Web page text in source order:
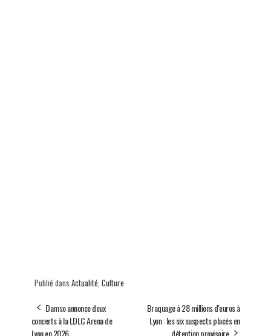
Publié dans Actualité Culture
Damso annonce deux
concerts à la LDLC Arena de
Lyon en 2026
Braquage à 28 millions d'euros à
Lyon : les six suspects placés en
détention provisoire